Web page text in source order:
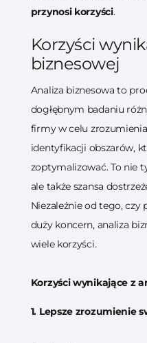
przynosi korzyści.
Korzyści
biznesowej
Analiza biznesowa to
dogłębnym badaniu
firmy w celu
identyfikacji obszarów,
zoptymalizować. To nie
ale także szansa
Niezależnie od tego, czy
duży koncern, analiza
wiele korzyści.
Korzyści wynikające z
1. Lepsze zrozumienie